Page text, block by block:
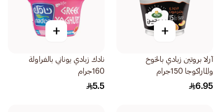
+
آرلا بروتين زبادي بالخوخ
والماراكوجا 150جرام
6.95
+
نادك زبادي يوناني بالفراولة
160جرام
5.5